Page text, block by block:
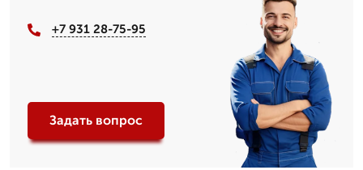
+7 931 28-75-95
Задать вопрос